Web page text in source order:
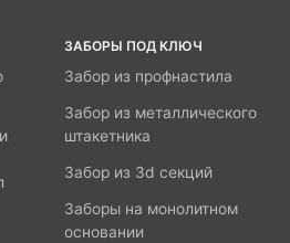
ЗАБОРЫ ПОД КЛЮЧ
Забор из профнастила
Забор из металлического
штакетника
Забор из 3d секций
Заборы на монолитном
основании